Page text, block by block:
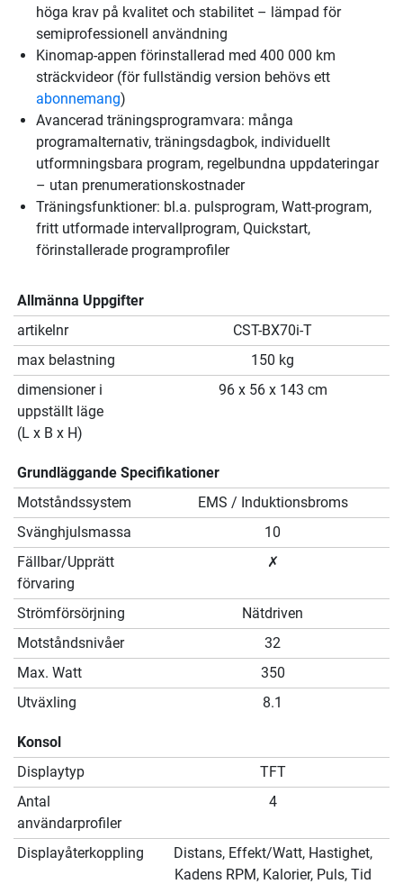
höga krav på kvalitet och stabilitet – lämpad för
semiprofessionell användning
Kinomap-appen förinstallerad med 400 000 km
sträckvideor (för fullständig version behövs ett
abonnemang)
Avancerad träningsprogramvara: många
programalternativ, träningsdagbok, individuellt
utformningsbara program, regelbundna uppdateringar
– utan prenumerationskostnader
Träningsfunktioner: bl.a. pulsprogram, Watt-program,
fritt utformade intervallprogram, Quickstart,
förinstallerade programprofiler
Allmänna Uppgifter
artikelnr
CST-BX70i-T
max belastning
150 kg
dimensioner i
uppställt läge
(L x B x H)
96 x 56 x 143 cm
Grundläggande Specifikationer
Motståndssystem
EMS / Induktionsbroms
Svänghjulsmassa
10
Fällbar/Upprätt
förvaring
✗
Strömförsörjning
Nätdriven
Motståndsnivåer
32
Max. Watt
350
Utväxling
8.1
Konsol
Displaytyp
TFT
Antal
användarprofiler
4
Displayåterkoppling
Distans, Effekt/Watt, Hastighet,
Kadens RPM, Kalorier, Puls, Tid